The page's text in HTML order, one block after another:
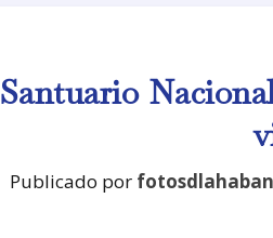
Santuario
Publicado por